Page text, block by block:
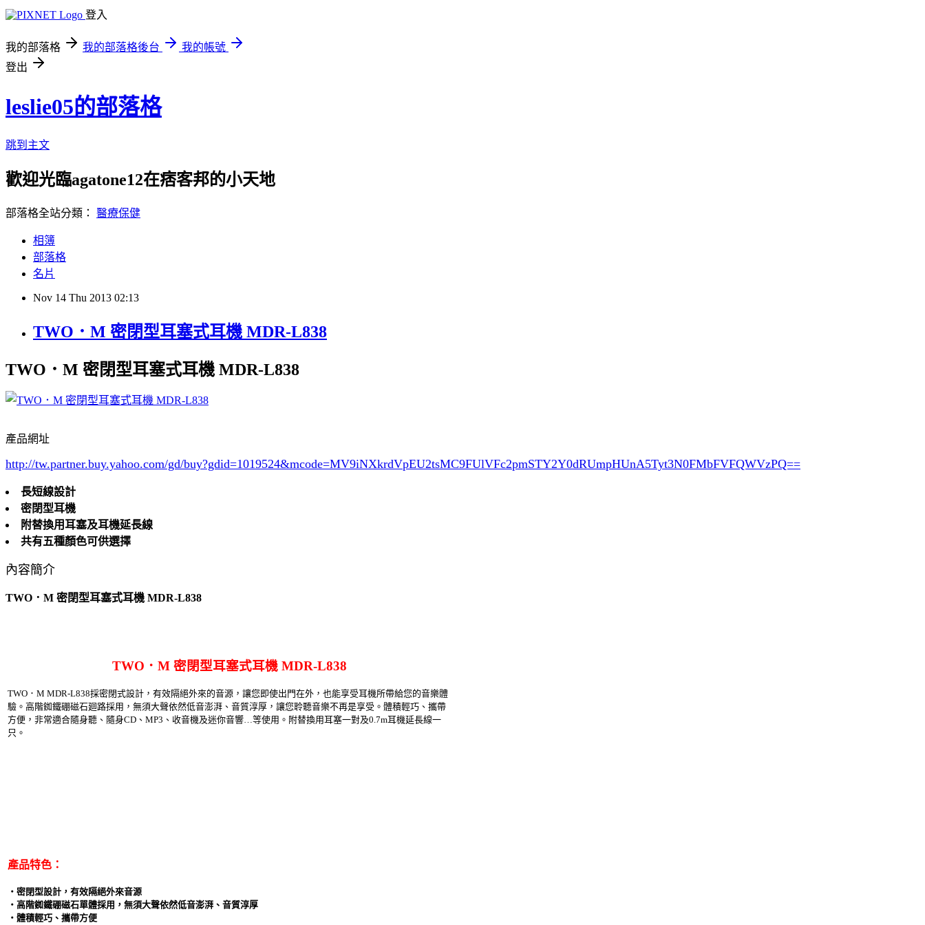
登入
我的部落格 我的部落格後台
我的帳號
登出
leslie05的部落格
跳到主文
歡迎光臨agatone12在痞客邦的小天地
部落格全站分類： 醫療保健
相簿
部落格
名片
Nov 14 Thu 2013 02:13
TWO．M 密閉型耳塞式耳機 MDR-L838
TWO．M 密閉型耳塞式耳機 MDR-L838
產品網址
http://tw.partner.buy.yahoo.com/gd/buy?gdid=1019524&mcode=MV9iNXkrdVpEU2tsMC9FUlVFc2pmSTY2Y0dRUmpHUnA5Tyt3N0FMbFVFQWVzPQ==
長短線設計
密閉型耳機
附替換用耳塞及耳機延長線
共有五種顏色可供選擇
內容簡介
TWO．M 密閉型耳塞式耳機 MDR-L838
TWO．M 密閉型耳塞式耳機 MDR-L838
TWO．M MDR-L838採密閉式設計，有效隔絕外來的音源，讓您即使出門在外，也能享受耳機所帶給您的音樂體
驗。高階銣鐵硼磁石廻路採用，無須大聲依然低音澎湃、音質淳厚，讓您聆聽音樂不再是享受。體積輕巧、攜帶
方便，非常適合隨身聽、隨身CD、MP3、收音機及迷你音響…等使用。附替換用耳塞一對及0.7m耳機延長線一
只。
產品特色：
‧密閉型設計，有效隔絕外來音源
‧高階銣鐵硼磁石單體採用，無須大聲依然低音澎湃、音質淳厚
‧體積輕巧、攜帶方便